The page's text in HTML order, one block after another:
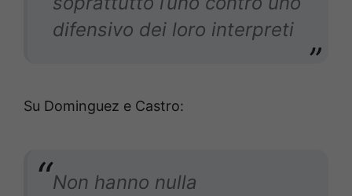
difensivo dei loro interpreti
Su Dominguez e Castro:
Non hanno nulla